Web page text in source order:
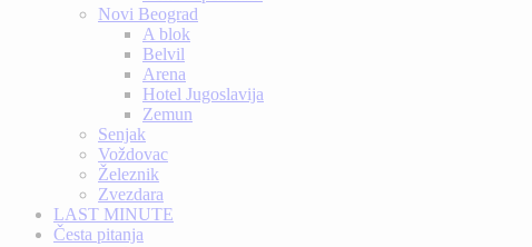
Novi Beograd
A blok
Belvil
Arena
Hotel Jugoslavija
Zemun
Senjak
Voždovac
Železnik
Zvezdara
LAST MINUTE
Česta pitanja